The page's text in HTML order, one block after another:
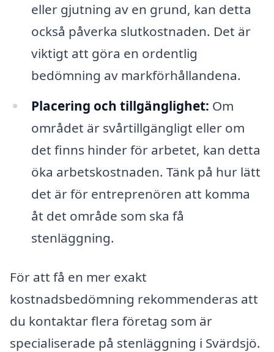
eller gjutning av en grund, kan detta
också påverka slutkostnaden. Det är
viktigt att göra en ordentlig
bedömning av markförhållandena.
Placering och tillgänglighet: Om
området är svårtillgängligt eller om
det finns hinder för arbetet, kan detta
öka arbetskostnaden. Tänk på hur lätt
det är för entreprenören att komma
åt det område som ska få
stenläggning.
För att få en mer exakt
kostnadsbedömning rekommenderas att
du kontaktar flera företag som är
specialiserade på stenläggning i Svärdsjö.